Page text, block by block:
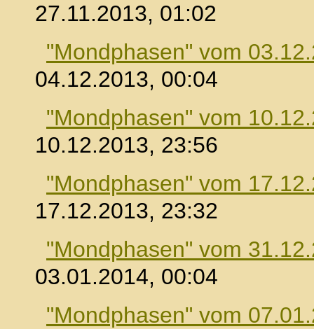
27.11.2013, 01:02
"Mondphasen" vom
04.12.2013, 00:04
"Mondphasen" vom
10.12.2013, 23:56
"Mondphasen" vom
17.12.2013, 23:32
"Mondphasen" vom
03.01.2014, 00:04
"Mondphasen" vom